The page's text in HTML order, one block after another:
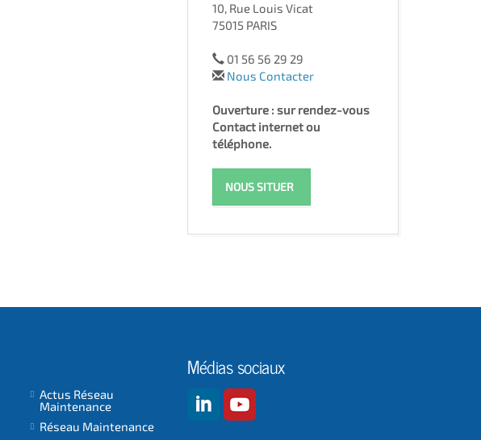
10, Rue Louis Vicat
75015 PARIS
01 56 56 29 29
Nous Contacter
Ouverture : sur rendez-vous
Contact internet ou
téléphone.
NOUS SITUER
Actus Réseau
Maintenance
Réseau Maintenance
Médias sociaux